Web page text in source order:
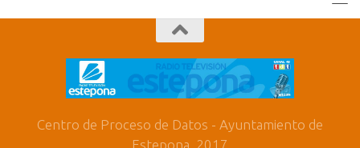
Centro de Proceso de Datos - Ayuntamiento de
Estepona. 2017